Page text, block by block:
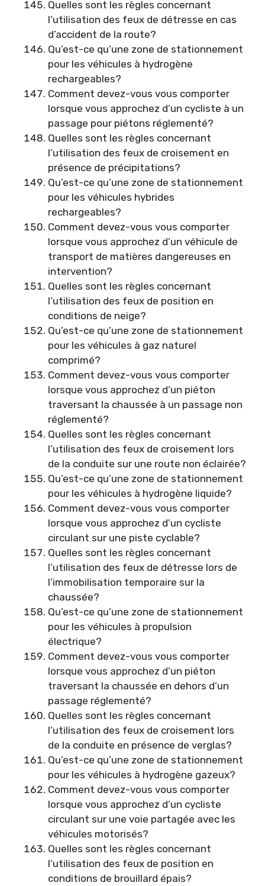
Quelles sont les règles concernant
l’utilisation des feux de détresse en cas
d’accident de la route?
Qu’est-ce qu’une zone de stationnement
pour les véhicules à hydrogène
rechargeables?
Comment devez-vous vous comporter
lorsque vous approchez d’un cycliste à un
passage pour piétons réglementé?
Quelles sont les règles concernant
l’utilisation des feux de croisement en
présence de précipitations?
Qu’est-ce qu’une zone de stationnement
pour les véhicules hybrides
rechargeables?
Comment devez-vous vous comporter
lorsque vous approchez d’un véhicule de
transport de matières dangereuses en
intervention?
Quelles sont les règles concernant
l’utilisation des feux de position en
conditions de neige?
Qu’est-ce qu’une zone de stationnement
pour les véhicules à gaz naturel
comprimé?
Comment devez-vous vous comporter
lorsque vous approchez d’un piéton
traversant la chaussée à un passage non
réglementé?
Quelles sont les règles concernant
l’utilisation des feux de croisement lors
de la conduite sur une route non éclairée?
Qu’est-ce qu’une zone de stationnement
pour les véhicules à hydrogène liquide?
Comment devez-vous vous comporter
lorsque vous approchez d’un cycliste
circulant sur une piste cyclable?
Quelles sont les règles concernant
l’utilisation des feux de détresse lors de
l’immobilisation temporaire sur la
chaussée?
Qu’est-ce qu’une zone de stationnement
pour les véhicules à propulsion
électrique?
Comment devez-vous vous comporter
lorsque vous approchez d’un piéton
traversant la chaussée en dehors d’un
passage réglementé?
Quelles sont les règles concernant
l’utilisation des feux de croisement lors
de la conduite en présence de verglas?
Qu’est-ce qu’une zone de stationnement
pour les véhicules à hydrogène gazeux?
Comment devez-vous vous comporter
lorsque vous approchez d’un cycliste
circulant sur une voie partagée avec les
véhicules motorisés?
Quelles sont les règles concernant
l’utilisation des feux de position en
conditions de brouillard épais?